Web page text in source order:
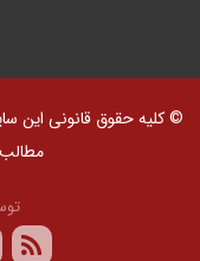
© کلیه حقوق قانونی این
مطالب